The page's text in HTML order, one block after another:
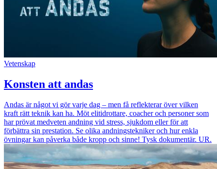
Vetenskap
Konsten att andas
Andas är något vi gör varje dag – men få reflekterar över vilken
kraft rätt teknik kan ha. Möt elitidrottare, coacher och personer som
har prövat medveten andning vid stress, sjukdom eller för att
förbättra sin prestation. Se olika andningstekniker och hur enkla
övningar kan påverka både kropp och sinne! Tysk dokumentär. UR.